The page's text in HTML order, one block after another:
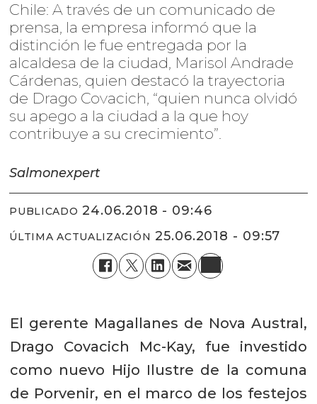
Chile: A través de un comunicado de
prensa, la empresa informó que la
distinción le fue entregada por la
alcaldesa de la ciudad, Marisol Andrade
Cárdenas, quien destacó la trayectoria
de Drago Covacich, “quien nunca olvidó
su apego a la ciudad a la que hoy
contribuye a su crecimiento”.
Salmonexpert
PUBLICADO 24.06.2018 - 09:46
ÚLTIMA ACTUALIZACIÓN 25.06.2018 - 09:57
El gerente Magallanes de Nova Austral,
Drago Covacich Mc-Kay, fue investido
como nuevo Hijo Ilustre de la comuna
de Porvenir, en el marco de los festejos